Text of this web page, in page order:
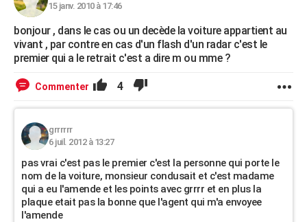
15 janv. 2010 à 17:46
bonjour , dans le cas ou un decède la voiture appartient au
vivant , par contre en cas d'un flash d'un radar c'est le
premier qui a le retrait c'est a dire m ou mme ?
Commenter 4
grrrrrr
6 juil. 2012 à 13:27
pas vrai c'est pas le premier c'est la personne qui porte le
nom de la voiture, monsieur condusait et c'est madame
qui a eu l'amende et les points avec grrrr et en plus la
plaque etait pas la bonne que l'agent qui m'a envoyee
l'amende